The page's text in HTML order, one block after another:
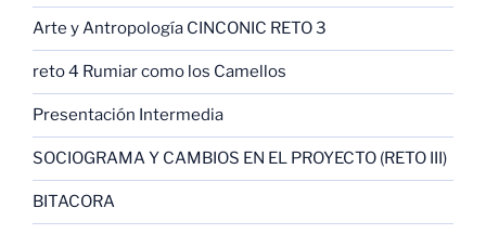
Arte y Antropología CINCONIC RETO 3
reto 4 Rumiar como los Camellos
Presentación Intermedia
SOCIOGRAMA Y CAMBIOS EN EL PROYECTO (RETO III)
BITACORA